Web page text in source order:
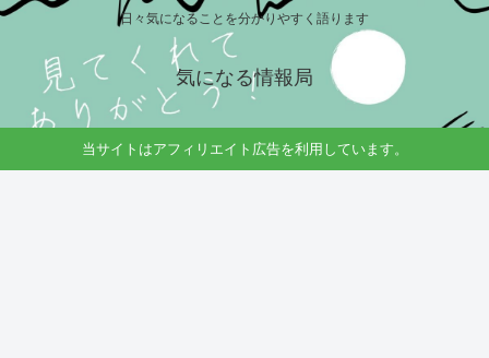
日々気になることを分かりやすく語ります
気になる情報局
当サイトはアフィリエイト広告を利用しています。